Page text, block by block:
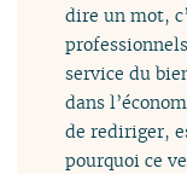
dire un mot,
service du
dans
de rediriger,
pourquoi ce